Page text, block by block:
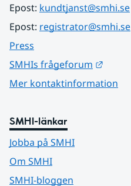
Epost: kundtjanst@smhi.se
Epost: registrator@smhi.se
Press
SMHIs frågeforum
Mer kontaktinformation
SMHI-länkar
Jobba på SMHI
Om SMHI
SMHI-bloggen